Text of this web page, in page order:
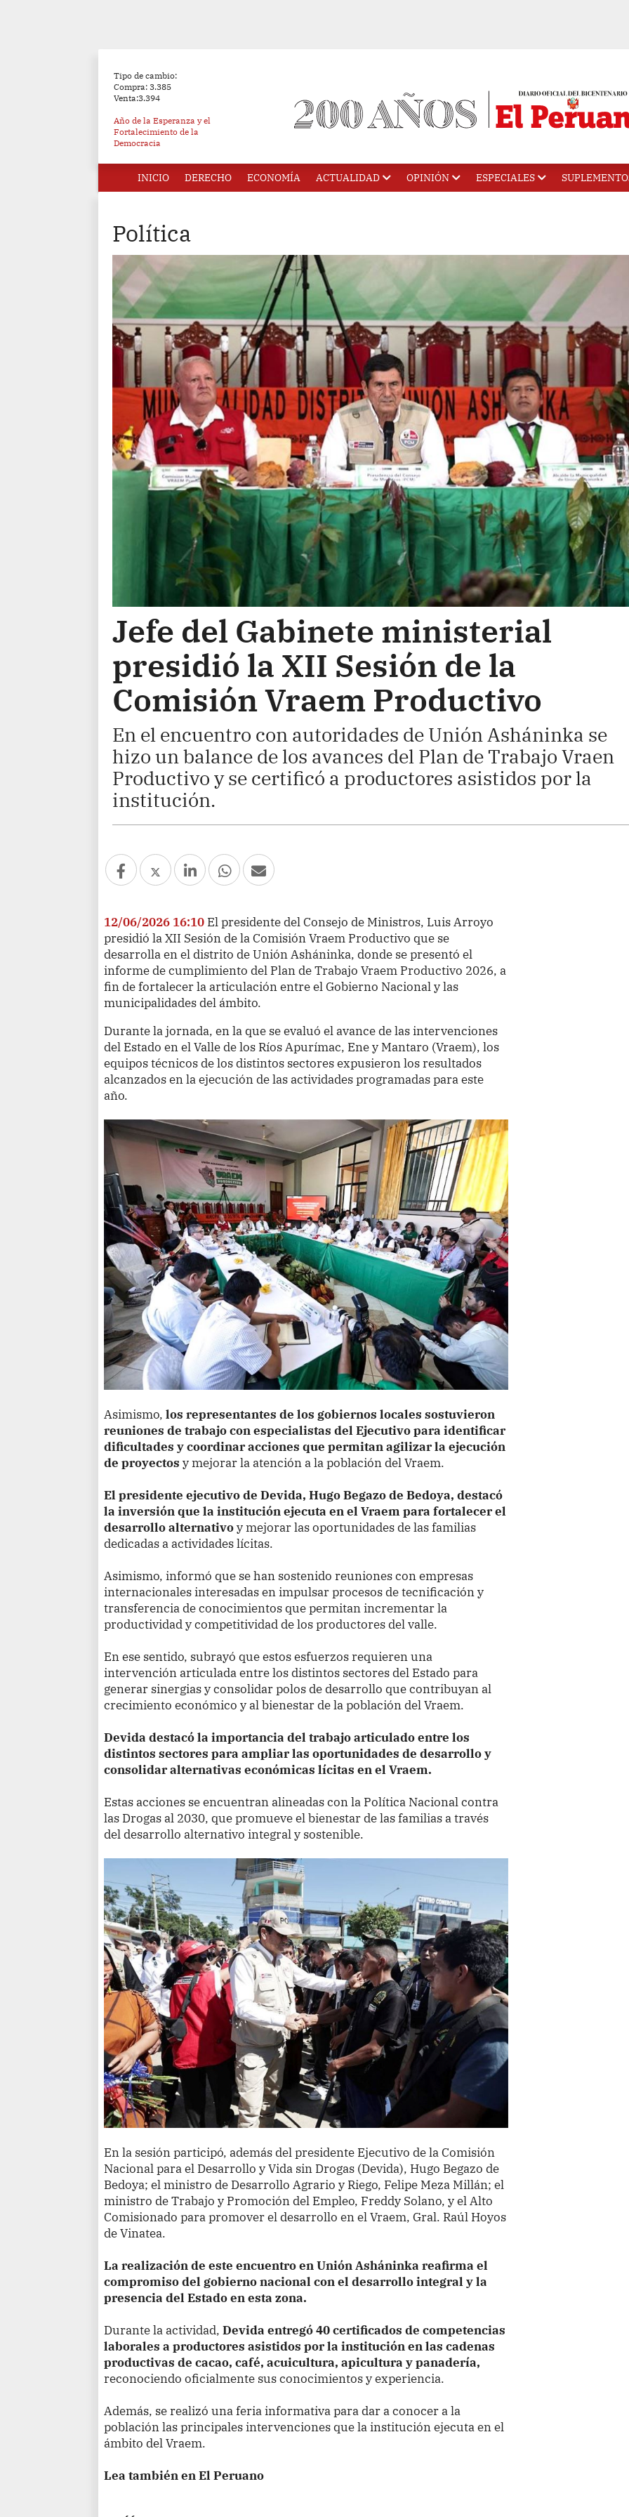
Tipo de cambio:
Compra: 3.385
Venta:3.394
Año de la Esperanza y el
Fortalecimiento de la
Democracia
INICIO DERECHO ECONOMÍA ACTUALIDAD OPINIÓN ESPECIALES
Política
Jefe del Gabinete ministerial
presidió la XII Sesión de la
Comisión Vraem Productivo
En el encuentro con autoridades de Unión Asháninka se
hizo un balance de los avances del Plan de Trabajo Vraen
Productivo y se certificó a productores asistidos por la
institución.
12/06/2026 16:10 El presidente del Consejo de Ministros, Luis Arroyo
presidió la XII Sesión de la Comisión Vraem Productivo que se
desarrolla en el distrito de Unión Asháninka, donde se presentó el
informe de cumplimiento del Plan de Trabajo Vraem Productivo 2026, a
fin de fortalecer la articulación entre el Gobierno Nacional y las
municipalidades del ámbito.
Durante la jornada, en la que se evaluó el avance de las intervenciones
del Estado en el Valle de los Ríos Apurímac, Ene y Mantaro (Vraem), los
equipos técnicos de los distintos sectores expusieron los resultados
alcanzados en la ejecución de las actividades programadas para este
año.
Asimismo,los representantes de los gobiernos locales sostuvieron
reuniones de trabajo con especialistas del Ejecutivo para identificar
dificultades y coordinar acciones que permitan agilizar la ejecución
de proyectosy mejorar la atención a la población del Vraem.
El presidente ejecutivo de Devida, Hugo Begazo de Bedoya, destacó
la inversión que la institución ejecuta en el Vraem para fortalecer el
desarrollo alternativoy mejorar las oportunidades de las familias
dedicadas a actividades lícitas.
Asimismo, informó que se han sostenido reuniones con empresas
internacionales interesadas en impulsar procesos de tecnificación y
transferencia de conocimientos que permitan incrementar la
productividad y competitividad de los productores del valle.
En ese sentido, subrayó que estos esfuerzos requieren una
intervención articulada entre los distintos sectores del Estado para
generar sinergias y consolidar polos de desarrollo que contribuyan al
crecimiento económico y al bienestar de la población del Vraem.
Devida destacó la importancia del trabajo articulado entre los
distintos sectores para ampliar las oportunidades de desarrollo y
consolidar alternativas económicas lícitas en el Vraem.
Estas acciones se encuentran alineadas con la Política Nacional contra
las Drogas al 2030, que promueve el bienestar de las familias a través
del desarrollo alternativo integral y sostenible.
En la sesión participó, además del presidente Ejecutivo de la Comisión
Nacional para el Desarrollo y Vida sin Drogas (Devida), Hugo Begazo de
Bedoya; el ministro de Desarrollo Agrario y Riego, Felipe Meza Millán; el
ministro de Trabajo y Promoción del Empleo, Freddy Solano, y el Alto
Comisionado para promover el desarrollo en el Vraem, Gral. Raúl Hoyos
de Vinatea.
La realización de este encuentro en Unión Asháninka reafirma el
compromiso del gobierno nacional con el desarrollo integral y la
presencia del Estado en esta zona.
Durante la actividad,Devida entregó 40 certificados de competencias
laborales a productores asistidos por la institución en las cadenas
productivas de cacao, café, acuicultura, apicultura y panadería,
reconociendo oficialmente sus conocimientos y experiencia.
Además, se realizó una feria informativa para dar a conocer a la
población las principales intervenciones que la institución ejecuta en el
ámbito del Vraem.
Lea también en El Peruano